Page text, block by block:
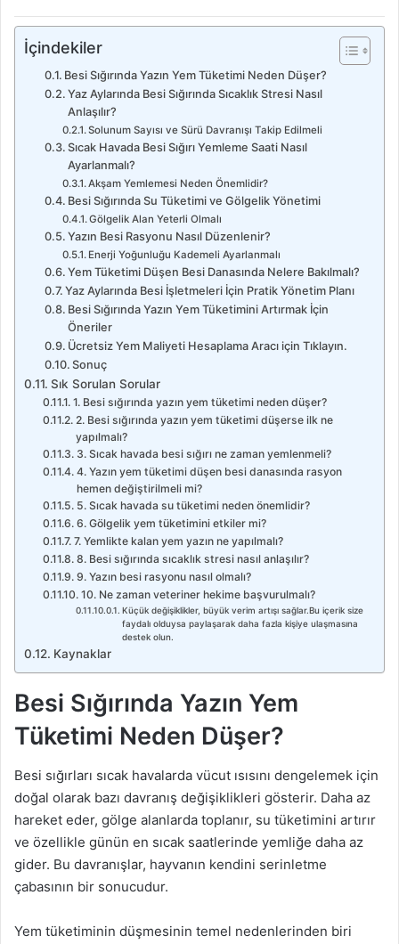
İçindekiler
Besi Sığırında Yazın Yem Tüketimi Neden Düşer?
Yaz Aylarında Besi Sığırında Sıcaklık Stresi Nasıl
Anlaşılır?
Solunum Sayısı ve Sürü Davranışı Takip Edilmeli
Sıcak Havada Besi Sığırı Yemleme Saati Nasıl
Ayarlanmalı?
Akşam Yemlemesi Neden Önemlidir?
Besi Sığırında Su Tüketimi ve Gölgelik Yönetimi
Gölgelik Alan Yeterli Olmalı
Yazın Besi Rasyonu Nasıl Düzenlenir?
Enerji Yoğunluğu Kademeli Ayarlanmalı
Yem Tüketimi Düşen Besi Danasında Nelere Bakılmalı?
Yaz Aylarında Besi İşletmeleri İçin Pratik Yönetim Planı
Besi Sığırında Yazın Yem Tüketimini Artırmak İçin
Öneriler
Ücretsiz Yem Maliyeti Hesaplama Aracı için Tıklayın.
Sonuç
Sık Sorulan Sorular
1. Besi sığırında yazın yem tüketimi neden düşer?
2. Besi sığırında yazın yem tüketimi düşerse ilk ne
yapılmalı?
3. Sıcak havada besi sığırı ne zaman yemlenmeli?
4. Yazın yem tüketimi düşen besi danasında rasyon
hemen değiştirilmeli mi?
5. Sıcak havada su tüketimi neden önemlidir?
6. Gölgelik yem tüketimini etkiler mi?
7. Yemlikte kalan yem yazın ne yapılmalı?
8. Besi sığırında sıcaklık stresi nasıl anlaşılır?
9. Yazın besi rasyonu nasıl olmalı?
10. Ne zaman veteriner hekime başvurulmalı?
Küçük değişiklikler, büyük verim artışı sağlar.Bu içerik size
faydalı olduysa paylaşarak daha fazla kişiye ulaşmasına
destek olun.
Kaynaklar
Besi Sığırında Yazın Yem
Tüketimi Neden Düşer?
Besi sığırları sıcak havalarda vücut ısısını dengelemek için
doğal olarak bazı davranış değişiklikleri gösterir. Daha az
hareket eder, gölge alanlarda toplanır, su tüketimini artırır
ve özellikle günün en sıcak saatlerinde yemliğe daha az
gider. Bu davranışlar, hayvanın kendini serinletme
çabasının bir sonucudur.
Yem tüketiminin düşmesinin temel nedenlerinden biri